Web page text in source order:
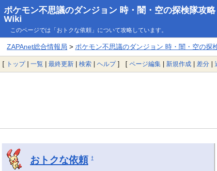
ポケモン不思議のダンジョン 時・闇・空の探検隊攻略
Wiki
このページでは「おトクな依頼」について攻略しています。
ZAPAnet総合情報局 > ポケモン不思議のダンジョン 時・闇・空の探
[ トップ| 一覧 | 最終更新 | 検索 | ヘルプ] [ ページ編集 | 新規作成 | 差分 |
おトクな依頼 †